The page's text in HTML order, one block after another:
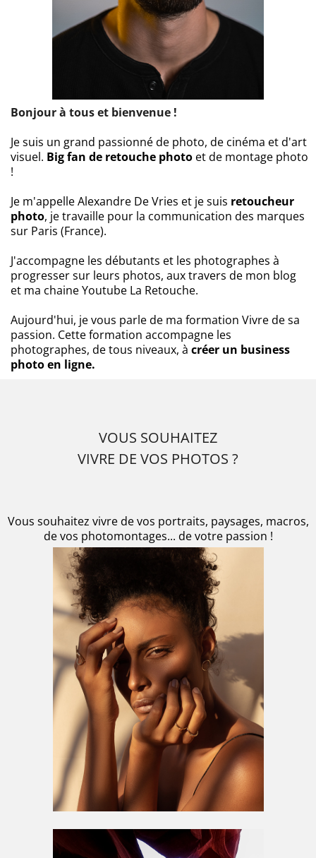
Bonjour à tous et bienvenue !
Je suis un grand passionné de photo, de cinéma et d'art
visuel. Big fan de retouche photo et de montage photo
!
Je m'appelle Alexandre De Vries et je suis retoucheur
photo, je travaille pour la communication des marques
sur Paris (France).
J'accompagne les débutants et les photographes à
progresser sur leurs photos, aux travers de mon blog
et ma chaine Youtube La Retouche.
Aujourd'hui, je vous parle de ma formation Vivre de sa
passion. Cette formation accompagne les
photographes, de tous niveaux, à créer un business
photo en ligne.
VOUS SOUHAITEZ
VIVRE DE VOS PHOTOS ?
Vous souhaitez vivre de vos portraits, paysages, macros,
de vos photomontages... de votre passion !